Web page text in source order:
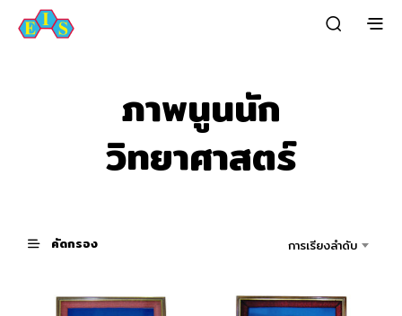
ภาพนูนนัก
วิทยาศาสตร์
คัดกรอง การเรียงลำดับ